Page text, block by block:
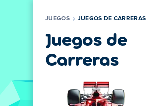
JUEGOS JUEGOS DE CARRERAS
Juegos de
Carreras